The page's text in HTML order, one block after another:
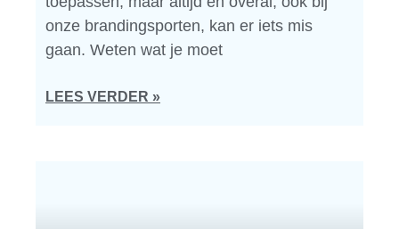
onze brandingsporten, kan er iets mis
gaan. Weten wat je moet
LEES VERDER »